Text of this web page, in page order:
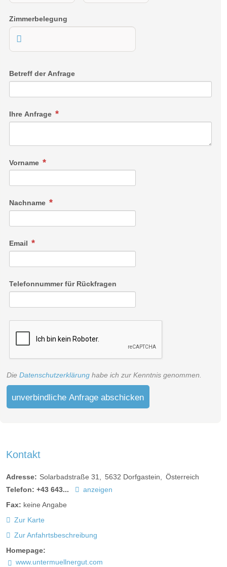
Zimmerbelegung
Betreff der Anfrage
Ihre Anfrage
Vorname
Nachname
Email
Telefonnummer für Rückfragen
Die Datenschutzerklärung habe ich zur Kenntnis genommen.
unverbindliche Anfrage abschicken
Kontakt
Adresse: Solarbadstraße 31 5632 Dorfgastein
Österreich
Telefon: +43 643...
anzeigen
Fax: keine Angabe
Zur Karte
Zur Anfahrtsbeschreibung
Homepage:
www.untermuellnergut.com